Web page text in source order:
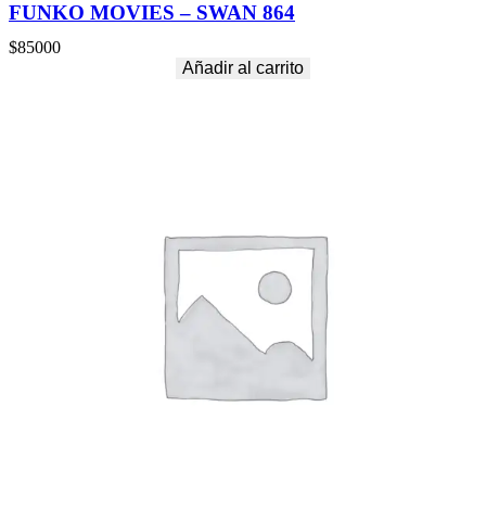
FUNKO MOVIES – SWAN 864
$85000
Añadir al carrito